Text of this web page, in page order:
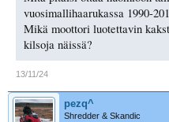
vuosimallihaarukassa 1990-
Mikä moottori luotettavin
kilsoja näissä?
13/11/24
pezq^
Shredder & Skandic